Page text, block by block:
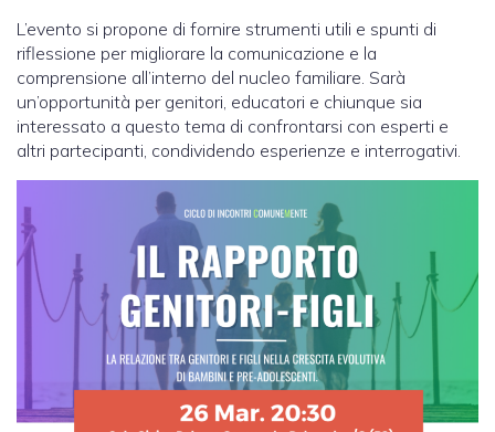
L’evento si propone di fornire strumenti utili e spunti di
riflessione per migliorare la comunicazione e la
comprensione all’interno del nucleo familiare. Sarà
un’opportunità per genitori, educatori e chiunque sia
interessato a questo tema di confrontarsi con esperti e
altri partecipanti, condividendo esperienze e interrogativi.